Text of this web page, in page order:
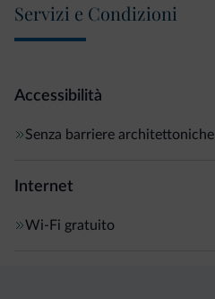
Servizi e Condizioni
Accessibilità
Senza barriere architettoniche
Internet
Wi-Fi gratuito